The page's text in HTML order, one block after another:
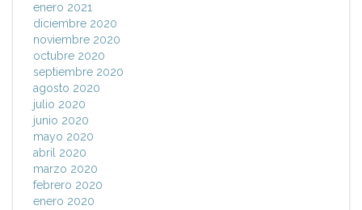
enero 2021
diciembre 2020
noviembre 2020
octubre 2020
septiembre 2020
agosto 2020
julio 2020
junio 2020
mayo 2020
abril 2020
marzo 2020
febrero 2020
enero 2020